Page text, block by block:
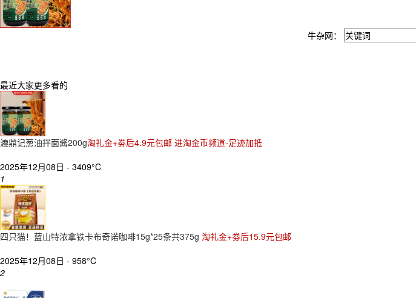
牛杂网：
最近大家更多看的
漉鼎记葱油拌面酱200g淘礼金+劵后4.9元包邮 进淘金币频道-足迹加抵
2025年12月08日 - 3409°C
1
四只猫！蓝山特浓拿铁卡布奇诺咖啡15g*25条共375g 淘礼金+劵后15.9元包邮
2025年12月08日 - 958°C
2